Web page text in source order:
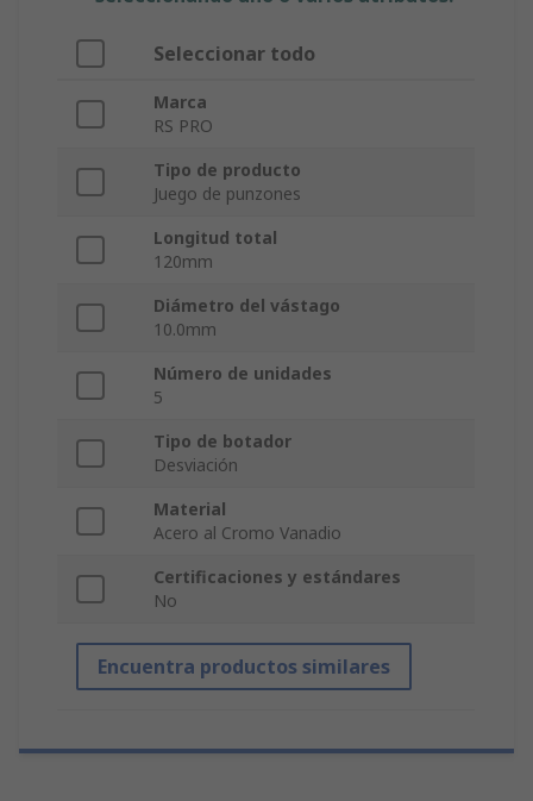
Seleccionar todo
Marca
RS PRO
Tipo de producto
Juego de punzones
Longitud total
120mm
Diámetro del vástago
10.0mm
Número de unidades
5
Tipo de botador
Desviación
Material
Acero al Cromo Vanadio
Certificaciones y estándares
No
Encuentra productos similares